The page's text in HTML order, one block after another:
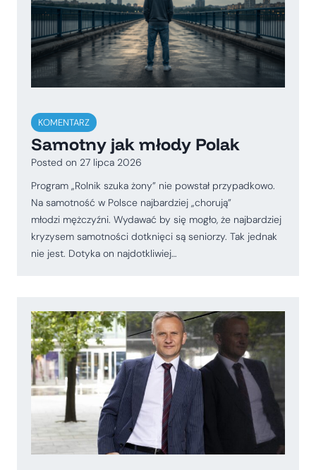
KOMENTARZ
Samotny jak młody Polak
Posted on 27 lipca 2026
Program „Rolnik szuka żony” nie powstał przypadkowo.
Na samotność w Polsce najbardziej „chorują”
młodzi mężczyźni. Wydawać by się mogło, że najbardziej
kryzysem samotności dotknięci są seniorzy. Tak jednak
nie jest. Dotyka on najdotkliwiej…